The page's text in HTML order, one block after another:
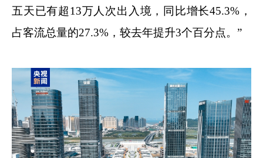
五天已有超13万人次出入境，同比增长45.3%，
占客流总量的27.3%，较去年提升3个百分点。”